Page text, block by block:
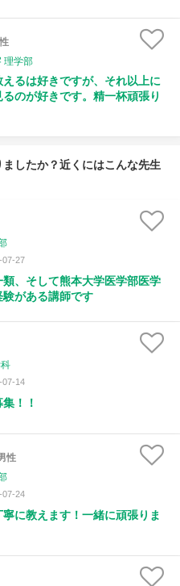
理学部
るは好きですが、それ以上に
のが好きです。精一杯頑張り
したか？近くにはこんな先生
07-27
、そして熊本大学医学部医学
がある講師です
07-14
！！
性
07-24
に教えます！一緒に頑張りま